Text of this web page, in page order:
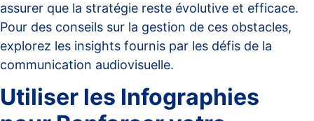
assurer que la stratégie reste évolutive et efficace.
Pour des conseils sur la gestion de ces obstacles,
explorez les insights fournis par les défis de la
communication audiovisuelle.
Utiliser les Infographies